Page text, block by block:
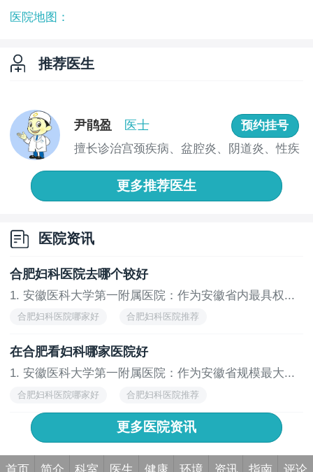
医院地图：
推荐医生
尹鹃盈 医士
预约挂号
擅长诊治宫颈疾病、盆腔炎、阴道炎、性疾
更多推荐医生
医院资讯
合肥妇科医院去哪个较好
1. 安徽医科大学第一附属医院：作为安徽省内最具权...
合肥妇科医院哪家好 合肥妇科医院推荐
在合肥看妇科哪家医院好
1. 安徽医科大学第一附属医院：作为安徽省规模最大...
合肥妇科医院哪家好 合肥妇科医院推荐
更多医院资讯